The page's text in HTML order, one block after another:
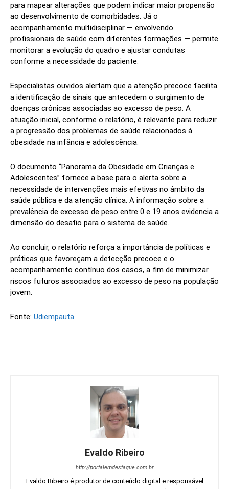
para mapear alterações que podem indicar maior propensão
ao desenvolvimento de comorbidades. Já o
acompanhamento multidisciplinar — envolvendo
profissionais de saúde com diferentes formações — permite
monitorar a evolução do quadro e ajustar condutas
conforme a necessidade do paciente.
Especialistas ouvidos alertam que a atenção precoce facilita
a identificação de sinais que antecedem o surgimento de
doenças crônicas associadas ao excesso de peso. A
atuação inicial, conforme o relatório, é relevante para reduzir
a progressão dos problemas de saúde relacionados à
obesidade na infância e adolescência.
O documento “Panorama da Obesidade em Crianças e
Adolescentes” fornece a base para o alerta sobre a
necessidade de intervenções mais efetivas no âmbito da
saúde pública e da atenção clínica. A informação sobre a
prevalência de excesso de peso entre 0 e 19 anos evidencia a
dimensão do desafio para o sistema de saúde.
Ao concluir, o relatório reforça a importância de políticas e
práticas que favoreçam a detecção precoce e o
acompanhamento contínuo dos casos, a fim de minimizar
riscos futuros associados ao excesso de peso na população
jovem.
Fonte: Udiempauta
Evaldo Ribeiro
http://portalemdestaque.com.br
Evaldo Ribeiro é produtor de conteúdo digital e responsável